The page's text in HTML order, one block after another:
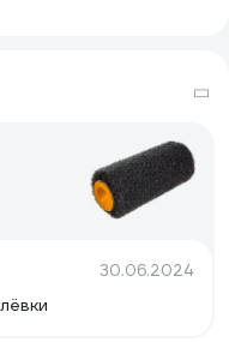
30.06.2024